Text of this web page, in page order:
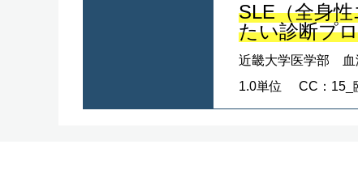
SLE（全身
たい診断プ
近畿大学医学部
1.0単位
CC：15_